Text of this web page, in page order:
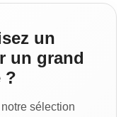
un
un grand
?
sélection